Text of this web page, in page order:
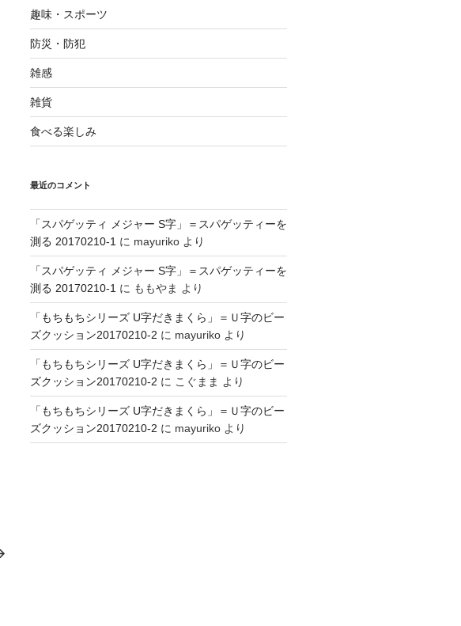
趣味・スポーツ
防災・防犯
雑感
雑貨
食べる楽しみ
最近のコメント
「スパゲッティ メジャー S字」＝スパゲッティーを
測る 20170210-1に mayurikoより
「スパゲッティ メジャー S字」＝スパゲッティーを
測る 20170210-1に ももやま より
「もちもちシリーズ U字だきまくら」＝Ｕ字のビー
ズクッション20170210-2 に mayurikoより
「もちもちシリーズ U字だきまくら」＝Ｕ字のビー
ズクッション20170210-2 に こぐまま より
「もちもちシリーズ U字だきまくら」＝Ｕ字のビー
ズクッション20170210-2 に mayurikoより